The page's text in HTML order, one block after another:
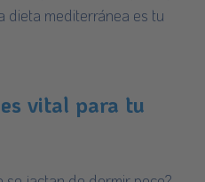
dieta mediterránea es tu
vital para tu